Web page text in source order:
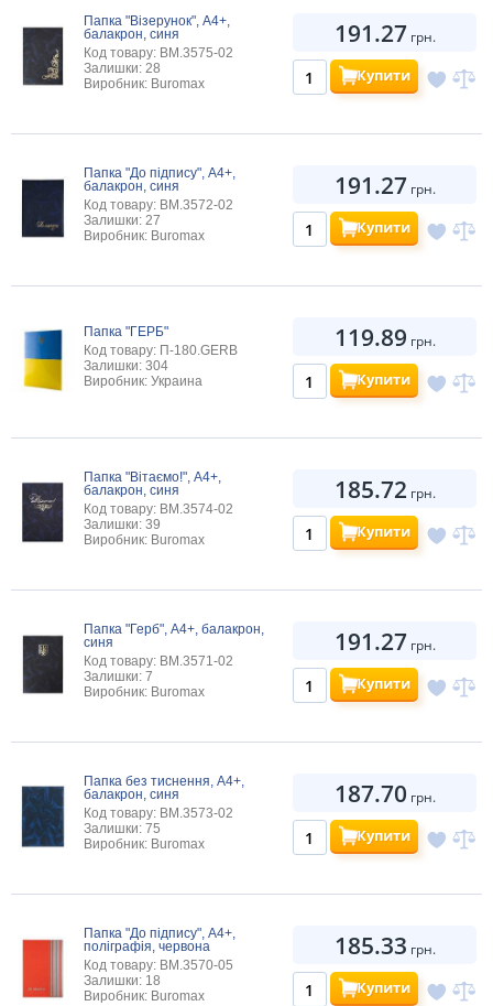
Папка "Візерунок", А4+,
балакрон, синя
Код товару: BM.3575-02
Залишки: 28
Виробник: Buromax
191.27 грн.
Купити
Папка "До підпису", А4+,
балакрон, синя
Код товару: BM.3572-02
Залишки: 27
Виробник: Buromax
191.27 грн.
Купити
Папка "ГЕРБ"
Код товару: П-180.GERB
Залишки: 304
Виробник: Украина
119.89 грн.
Купити
Папка "Вітаємо!", А4+,
балакрон, синя
Код товару: BM.3574-02
Залишки: 39
Виробник: Buromax
185.72 грн.
Купити
Папка "Герб", А4+, балакрон,
синя
Код товару: BM.3571-02
Залишки: 7
Виробник: Buromax
191.27 грн.
Купити
Папка без тиснення, А4+,
балакрон, синя
Код товару: BM.3573-02
Залишки: 75
Виробник: Buromax
187.70 грн.
Купити
Папка "До підпису", А4+,
поліграфія, червона
Код товару: BM.3570-05
Залишки: 18
Виробник: Buromax
185.33 грн.
Купити